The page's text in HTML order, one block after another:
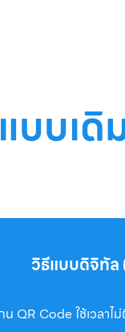
บบเดิ
วิธีแบบดิจิทัล
น QR Code ใช้เวลาไ